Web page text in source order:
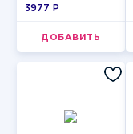
3977 P
ДОБАВИТЬ